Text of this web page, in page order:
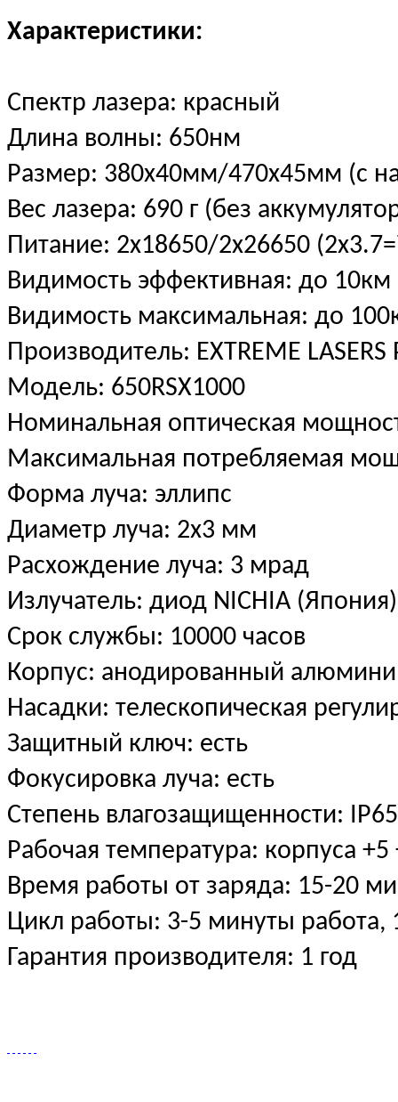
Характеристики:
Спектр лазера: красный
Длина волны: 650нм
Размер: 380х40мм/470х45мм (с
Вес лазера: 690 г (без
Питание: 2х18650/2х26650
Видимость эффективная: до 10км
Видимость максимальная: до
Производитель: EXTREME LASERS
Модель: 650RSX1000
Номинальная оптическая
Максимальная потребляемая
Форма луча: эллипс
Диаметр луча: 2х3 мм
Расхождение луча: 3 мрад
Излучатель: диод NICHIA
Срок службы: 10000 часов
Корпус: анодированный
Насадки: телескопическая
Защитный ключ: есть
Фокусировка луча: есть
Степень влагозащищенности:
Рабочая температура: корпуса
Время работы от заряда: 15-20
Цикл работы: 3-5 минуты работа,
Гарантия производителя: 1 год